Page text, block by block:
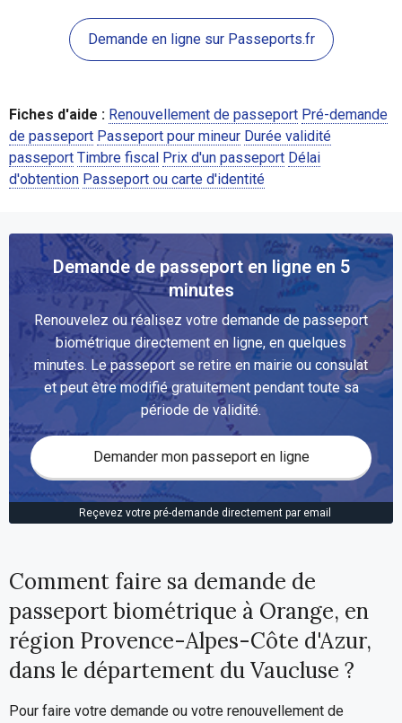
Demande en ligne sur Passeports.fr
Fiches d'aide : Renouvellement de passeport Pré-demande
de passeport Passeport pour mineur Durée validité
passeport Timbre fiscal Prix d'un passeport Délai
d'obtention Passeport ou carte d'identité
Demande de passeport en ligne en 5
minutes
Renouvelez ou réalisez votre demande de passeport
biométrique directement en ligne, en quelques
minutes. Le passeport se retire en mairie ou consulat
et peut être modifié gratuitement pendant toute sa
période de validité.
Demander mon passeport en ligne
Reçevez votre pré-demande directement par email
Comment faire sa demande de
passeport biométrique à Orange, en
région Provence-Alpes-Côte d'Azur,
dans le département du Vaucluse ?
Pour faire votre demande ou votre renouvellement de